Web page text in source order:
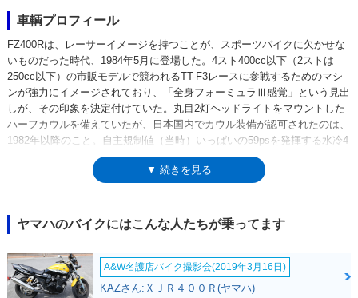
車輌プロフィール
FZ400Rは、レーサーイメージを持つことが、スポーツバイクに欠かせな
いものだった時代、1984年5月に登場した。4スト400cc以下（2ストは
250cc以下）の市販モデルで競われるTT-F3レースに参戦するためのマシ
ンが強力にイメージされており、「全身フォーミュラⅢ感覚」という見出
しが、その印象を決定付けていた。丸目2灯ヘッドライトをマウントした
ハーフカウルを備えていたが、日本国内でカウル装備が認可されたのは、
1982年以降のこと。自主規制値（当時）いっぱいの59psを発揮する水冷4
スト直列4気筒DOHCエンジンに、クロスレシオの6速ミッション、トリプ
ルディスクブレーキを組み合わせ、80年代らしく、フロントホイールは
とするなどの変更を受けた。87年には、フルフェアリングを装備した。
▼ 続きを見る
ヤマハのバイクにはこんな人たちが乗ってます
A&W名護店バイク撮影会(2019年3月16日)
KAZさん:ＸＪＲ４００Ｒ(ヤマハ)